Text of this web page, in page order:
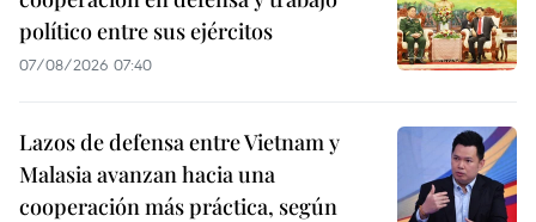
político entre sus ejércitos
07/08/2026 07:40
Lazos de defensa entre Vietnam y
Malasia avanzan hacia una
cooperación más práctica, según